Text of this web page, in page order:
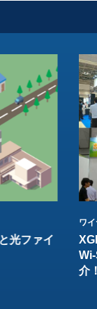
光ファイ
ワ
介